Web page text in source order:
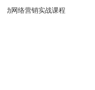
动网络营销实战课程